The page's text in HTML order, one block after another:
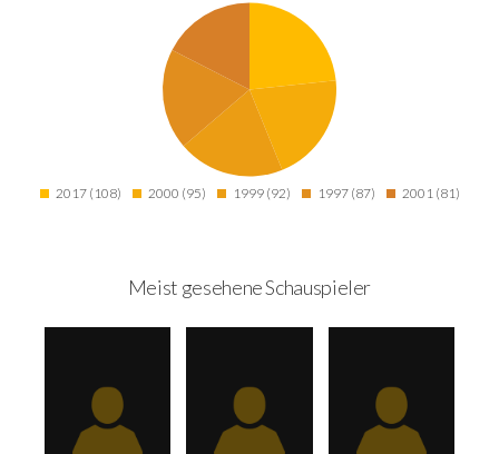
2017 (108) 2000 (95) 1999 (92) 1997 (87) 2001 (81)
Meist gesehene Schauspieler